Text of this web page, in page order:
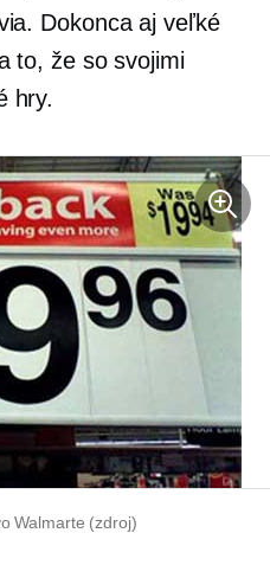
Dokonca aj veľké
to, že so svojimi
hry.
Walmarte (zdroj)